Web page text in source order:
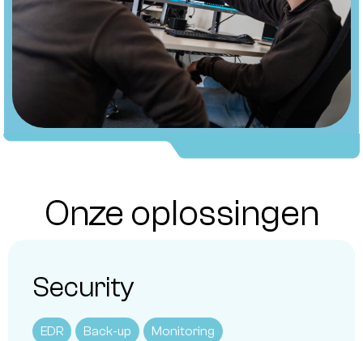
Onze oplossingen
Security
EDR Back-up Monitoring